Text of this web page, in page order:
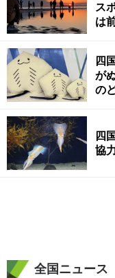
ス
は
四
が
の
四
協
全国ニュース